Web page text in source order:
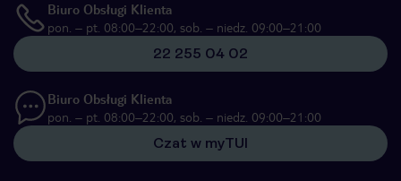
Biuro Obsługi Klienta
pon. – pt. 08:00–22:00, sob. – niedz. 09:00–21:00
22 255 04 02
Biuro Obsługi Klienta
pon. – pt. 08:00–22:00, sob. – niedz. 09:00–21:00
Czat w myTUI